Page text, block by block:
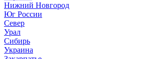
Нижний Новгород
Юг России
Север
Урал
Сибирь
Украина